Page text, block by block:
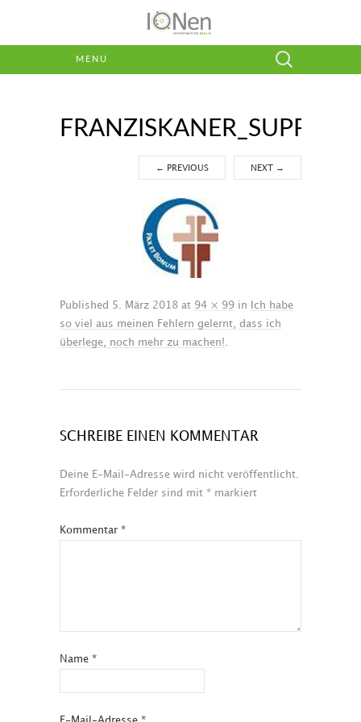
MENU
Suchen
← PREVIOUS NEXT →
Published 5. März 2018 at 94 × 99 in
Ich habe
so viel aus meinen Fehlern gelernt, dass ich
überlege, noch mehr zu machen!
SCHREIBE EINEN KOMMENTAR
Deine E-Mail-Adresse wird nicht veröffentlicht.
Erforderliche Felder sind mit * markiert
Kommentar *
Name *